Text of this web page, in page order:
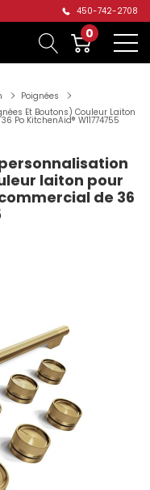
450-742-2708
0
Poignées
Et Boutons) Couleur Laiton
Po KitchenAid® W11774755
laiton pour
de 36